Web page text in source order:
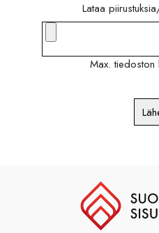
Lataa
Max.